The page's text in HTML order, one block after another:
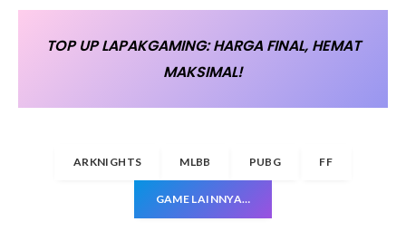
TOP UP LAPAKGAMING: HARGA FINAL, HEMAT
MAKSIMAL!
ARKNIGHTS MLBB PUBG FF
GAME LAINNYA…